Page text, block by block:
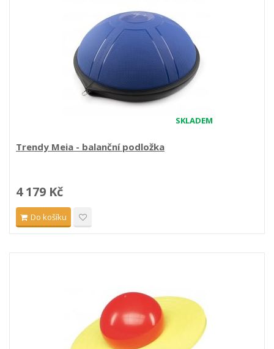
SKLADEM
Trendy Meia - balanční podložka
4 179 Kč
Do košíku